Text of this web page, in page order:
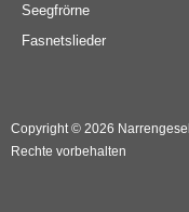
Seegfrörne
Fasnetslieder
Copyright © 2026
Rechte vorbehalten